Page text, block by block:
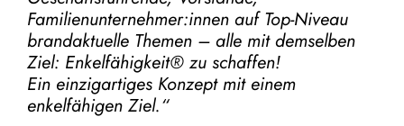
Familienunternehmer:innen auf Top-Niveau
brandaktuelle Themen – alle mit demselben
Ziel: Enkelfähigkeit® zu schaffen!
Ein einzigartiges Konzept mit einem
enkelfähigen Ziel.“